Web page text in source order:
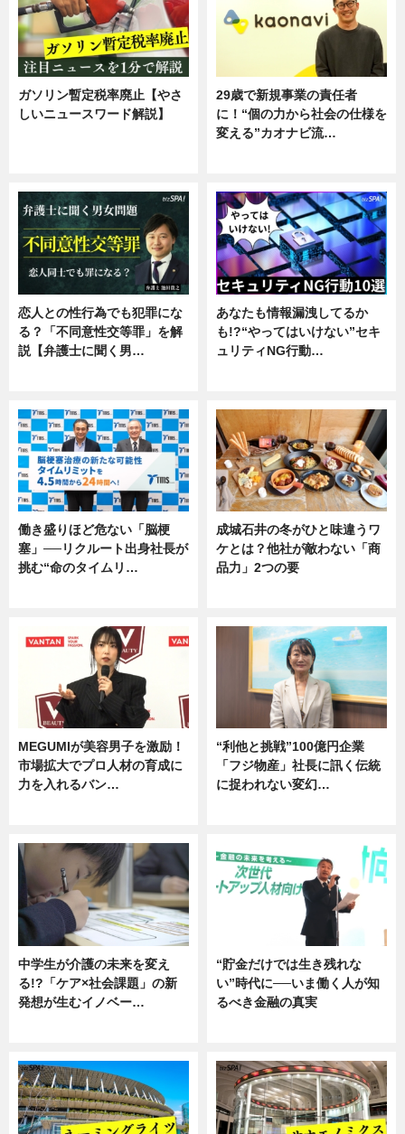
ガソリン暫定税率廃止【やさ
しいニュースワード解説】
29歳で新規事業の責任者
に！“個の力から社会の仕様を
変える”カオナビ流…
恋人との性行為でも犯罪にな
る？「不同意性交等罪」を解
説【弁護士に聞く男…
あなたも情報漏洩してるか
も!?“やってはいけない”セキ
ュリティNG行動…
働き盛りほど危ない「脳梗
塞」──リクルート出身社長が
挑む“命のタイムリ…
成城石井の冬がひと味違うワ
ケとは？他社が敵わない「商
品力」2つの要
MEGUMIが美容男子を激励！
市場拡大でプロ人材の育成に
力を入れるバン…
“利他と挑戦”100億円企業
「フジ物産」社長に訊く伝統
に捉われない変幻…
中学生が介護の未来を変え
る!?「ケア×社会課題」の新
発想が生むイノベー…
“貯金だけでは生き残れな
い”時代に──いま働く人が知
るべき金融の真実